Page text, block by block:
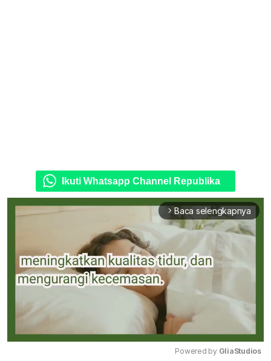
Ikuti Whatsapp Channel Republika
arrow_forward_ios Baca selengkapnya
Powered by GliaStudios